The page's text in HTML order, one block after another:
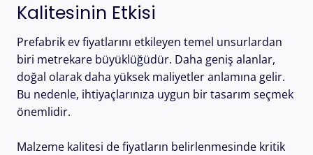
Kalitesinin Etkisi
Prefabrik ev fiyatlarını etkileyen temel unsurlardan
biri metrekare büyüklüğüdür. Daha geniş alanlar,
doğal olarak daha yüksek maliyetler anlamına gelir.
Bu nedenle, ihtiyaçlarınıza uygun bir tasarım seçmek
önemlidir.
Malzeme kalitesi de fiyatların belirlenmesinde kritik